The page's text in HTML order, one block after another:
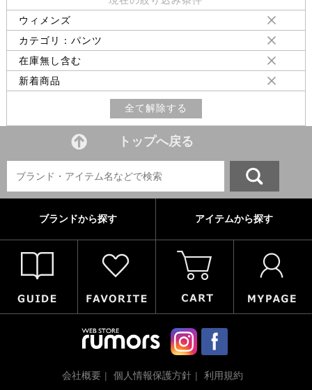
ウィメンズ
カテゴリ：パンツ
在庫無し含む
新着商品
全て解除する
トップへ戻る
ブランドから探す アイテムから探す
会社概要 個人情報保護方針
利用規約